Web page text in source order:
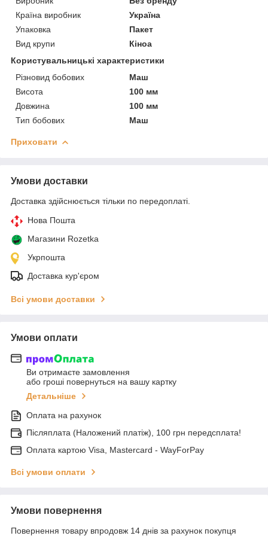
Країна виробник
Україна
Упаковка
Пакет
Вид крупи
Кіноа
Користувальницькі характеристики
Різновид бобових
Маш
Висота
100 мм
Довжина
100 мм
Тип бобових
Маш
Приховати
Умови доставки
Доставка здійснюється тільки по передоплаті.
Нова Пошта
Магазини Rozetka
Укрпошта
Доставка кур'єром
Всі умови доставки
Умови оплати
Ви отримаєте замовлення
або гроші повернуться на вашу картку
Детальніше
Оплата на рахунок
Післяплата (Наложений платіж), 100 грн передсплата!
Оплата картою Visa, Mastercard - WayForPay
Всі умови оплати
Умови повернення
Повернення товару впродовж 14 днів за рахунок покупця